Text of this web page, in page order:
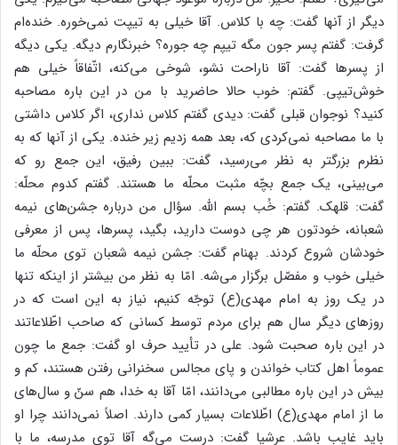
دیگر از آنها گفت: چه با کلاس. آقا خیلی به تیپت نمی‌خوره. خنده‌ام
گرفت: گفتم پسر جون مگه تیپم چه جوره؟ خبرنگارم دیگه. یکی دیگه
از پسرها گفت: آقا ناراحت نشو، شوخی می‌کنه، اتّفاقاً خیلی هم
خوش‌تیپی. گفتم: خوب حالا حاضرید با من در این باره مصاحبه
کنید؟ نوجوان قبلی گفت: دیدی گفتم کلاس نداری، اگر کلاس داشتی
با ما مصاحبه نمی‌کردی که، بعد همه زدیم زیر خنده. یکی از آنها که به
نظرم بزرگتر به نظر می‌رسید، گفت: ببین رفیق، این جمع رو که
می‌بینی، یک جمع بچّه مثبت محلّه ما هستند. گفتم کدوم محلّه:
گفت: قلهک. گفتم: خُب بسم الله. سؤال من درباره جشن‌های نیمه
شعبانه، خودتون هر چی دوست دارید، بگید، پسرها، پس از معرفی
خودشان شروع کردند. بهنام گفت: جشن نیمه شعبان توی محلّه ما
خیلی خوب و مفصّل برگزار می‌شه. امّا به نظر من بیشتر از اینکه تنها
در یک روز به امام مهدی(ع) توجّه کنیم، نیاز به این است که در
روزهای دیگر سال هم برای مردم توسط کسانی که صاحب اطّلاعاتند
در این باره صحبت شود. علی در تأیید حرف او گفت: جمع ما چون
عموماً اهل کتاب خواندن و پای مجالس سخنرانی رفتن هستند، کم و
بیش در این باره مطالبی می‌دانند، امّا آقا به خدا، هم سنّ و سال‌های
ما از امام مهدی(ع) اطّلاعات بسیار کمی دارند. اصلاً نمی‌دانند چرا او
باید غایب باشد. عرشیا گفت: درست می‌گه آقا توی مدرسه، ما با